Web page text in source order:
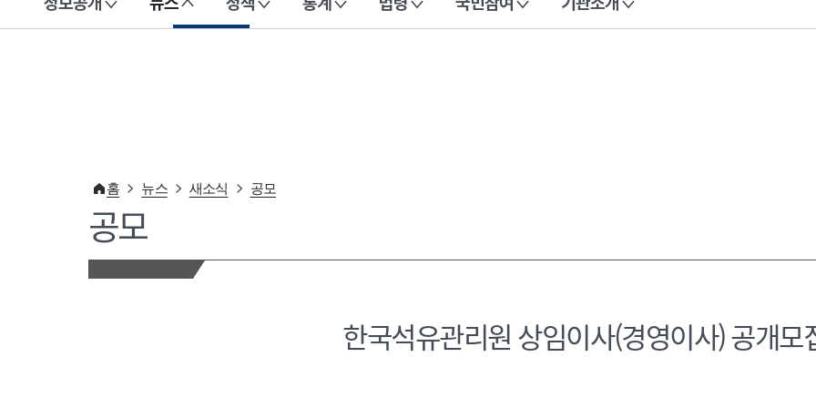
이 누리집은 대한민국 공식 전자정부 누리집입니다.
홈 뉴스 새소식 공모
공모
한국석유관리원 상임이사(경영이사) 공개모